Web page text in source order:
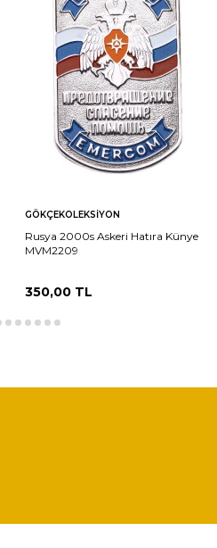
GÖKÇEKOLEKSIYON
Rusya 2000s Askeri Hatıra Künye
MVM2209
350,00TL